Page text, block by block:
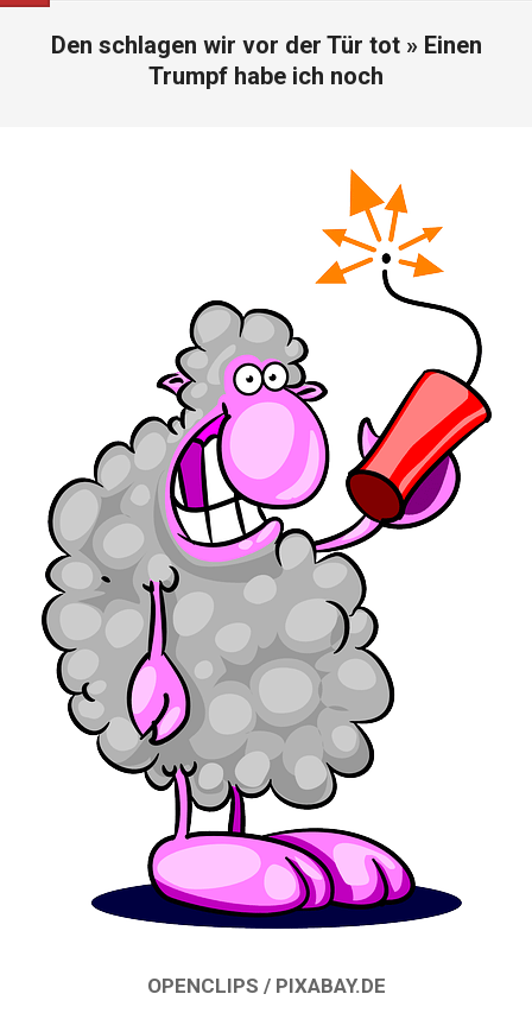
Den schlagen wir vor der Tür tot » Einen
Trumpf habe ich noch
OPENCLIPS / PIXABAY.DE